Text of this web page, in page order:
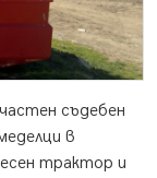
съдебен
в
трактор и